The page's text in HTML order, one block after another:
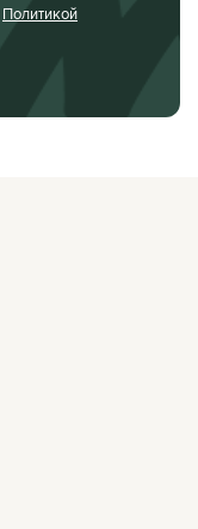
Политикой